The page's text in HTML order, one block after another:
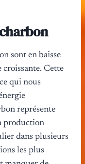
sont en baisse
croissante. Cette
qui nous
représente
production
dans plusieurs
les plus